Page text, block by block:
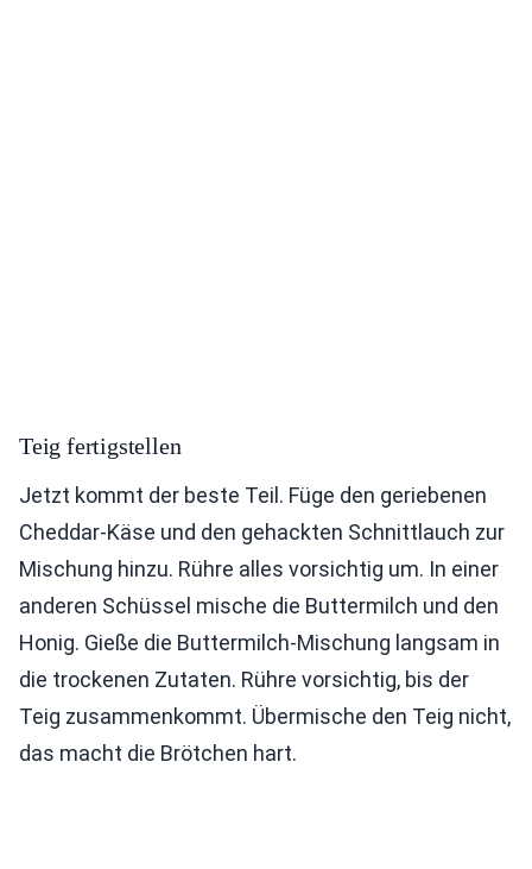
Teig fertigstellen
Jetzt kommt der beste Teil. Füge den geriebenen
Cheddar-Käse und den gehackten Schnittlauch zur
Mischung hinzu. Rühre alles vorsichtig um. In einer
anderen Schüssel mische die Buttermilch und den
Honig. Gieße die Buttermilch-Mischung langsam in
die trockenen Zutaten. Rühre vorsichtig, bis der
Teig zusammenkommt. Übermische den Teig nicht,
das macht die Brötchen hart.